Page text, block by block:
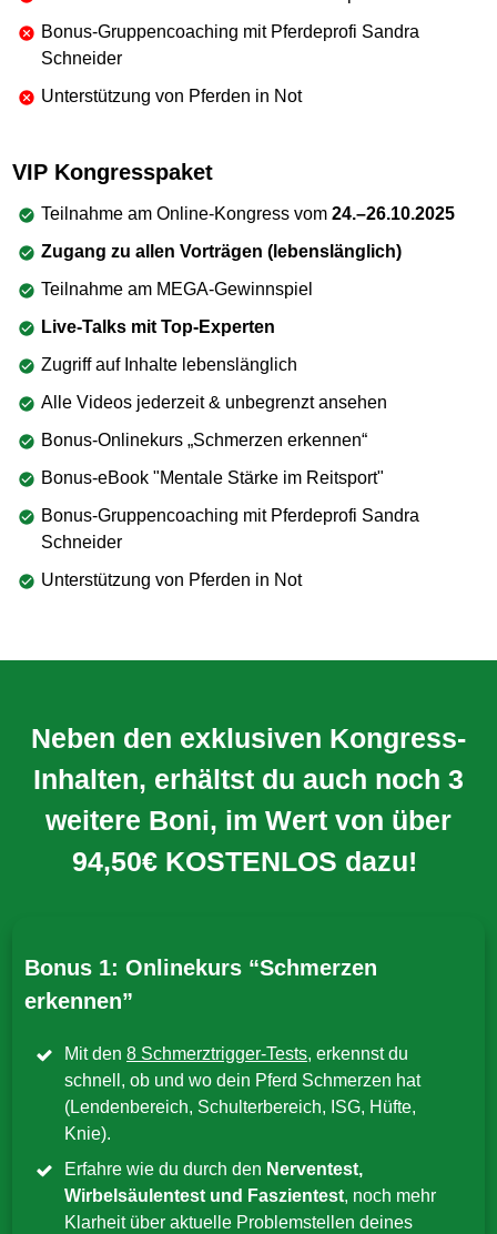
Bonus-Gruppencoaching mit Pferdeprofi Sandra
Schneider
Unterstützung von Pferden in Not
VIP Kongresspaket
Teilnahme am Online-Kongress vom 24.–26.10.2025
Zugang zu allen Vorträgen (lebenslänglich)
Teilnahme am MEGA-Gewinnspiel
Live-Talks mit Top-Experten
Zugriff auf Inhalte lebenslänglich
Alle Videos jederzeit & unbegrenzt ansehen
Bonus-Onlinekurs „Schmerzen erkennen“
Bonus-eBook "Mentale Stärke im Reitsport"
Bonus-Gruppencoaching mit Pferdeprofi Sandra
Schneider
Unterstützung von Pferden in Not
Neben den exklusiven Kongress-
Inhalten, erhältst du auch noch 3
weitere Boni, im Wert von über
94,50€ KOSTENLOS dazu!
Bonus 1: Onlinekurs “Schmerzen
erkennen”
Mit den 8 Schmerztrigger-Tests, erkennst du
schnell, ob und wo dein Pferd Schmerzen hat
(Lendenbereich, Schulterbereich, ISG, Hüfte,
Knie).
Erfahre wie du durch den Nerventest,
Wirbelsäulentest und Faszientest, noch mehr
Klarheit über aktuelle Problemstellen deines